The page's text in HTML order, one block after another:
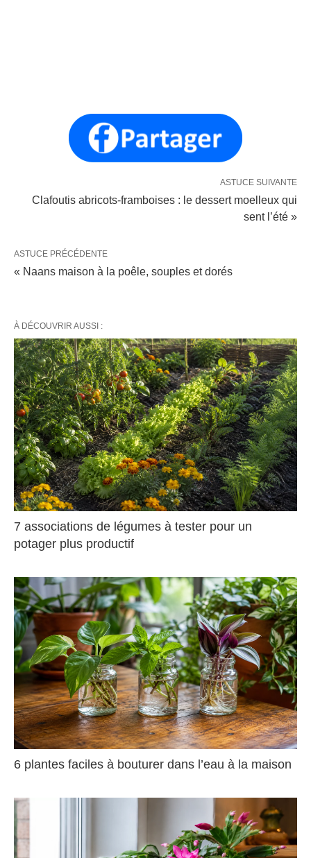
ASTUCE SUIVANTE
Clafoutis abricots-framboises : le dessert moelleux qui
sent l’été »
ASTUCE PRÉCÉDENTE
« Naans maison à la poêle, souples et dorés
À DÉCOUVRIR AUSSI :
7 associations de légumes à tester pour un
potager plus productif
6 plantes faciles à bouturer dans l’eau à la maison